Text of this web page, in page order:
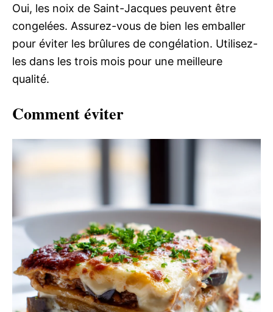
Oui, les noix de Saint-Jacques peuvent être
congelées. Assurez-vous de bien les emballer
pour éviter les brûlures de congélation. Utilisez-
les dans les trois mois pour une meilleure
qualité.
Comment éviter